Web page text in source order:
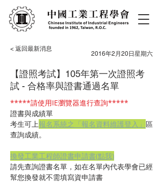
< 返回最新消息
2016年2月20日星期六
【證照考試】105年第一次證照考
試 - 合格率與證書通過名單
*****請使用IE瀏覽器進行查詢*****
證書與成績單
考生可上報名系統之「報名資料維護登入」 區
查詢成績。
換發工業工程師證書申請書(點我)
請先查詢證書名單，如在名單內代表學會已經
幫您換發就不需填寫資申請書